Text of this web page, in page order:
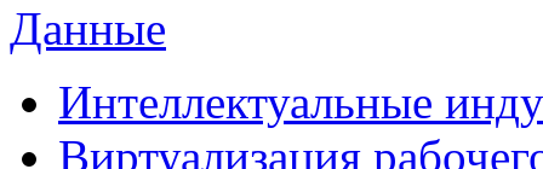
Данные
Интеллектуальные
Виртуализация